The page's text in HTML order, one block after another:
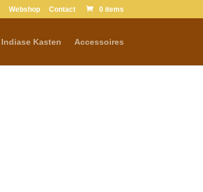
Webshop Contact 0 items
Indiase Kasten Accessoires